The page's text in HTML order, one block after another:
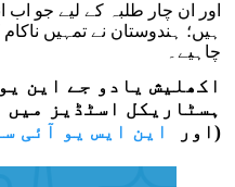
اور ان چار طلبہ کے لیے جو اب
ہیں؛ ہندوستان نے تمہیں
چاہیے۔
ہسٹاریکل اسٹڈیز
اور
این ایس یو آئی ۔)